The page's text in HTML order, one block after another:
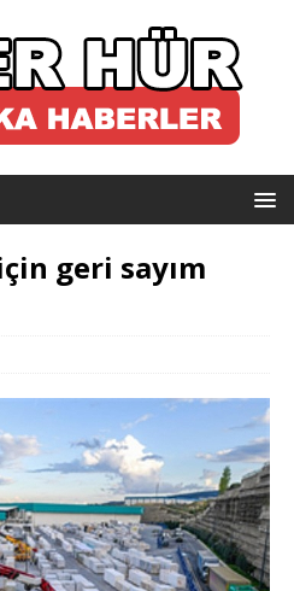
geri sayım